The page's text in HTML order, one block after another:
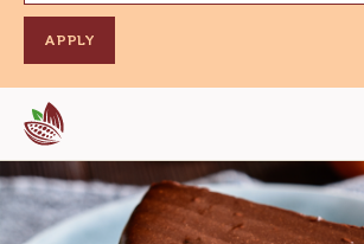
Skip
to
main
content